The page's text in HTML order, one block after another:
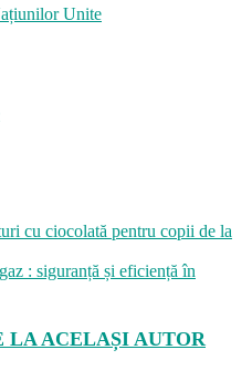
Unite
cu ciocolată pentru copii de la
: siguranță și eficiență în
LA ACELAȘI AUTOR